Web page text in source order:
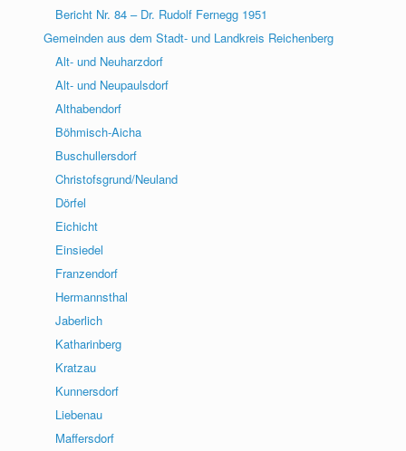
Bericht Nr. 84 – Dr. Rudolf Fernegg 1951
Gemeinden aus dem Stadt- und Landkreis Reichenberg
Alt- und Neuharzdorf
Alt- und Neupaulsdorf
Althabendorf
Böhmisch-Aicha
Buschullersdorf
Christofsgrund/Neuland
Dörfel
Eichicht
Einsiedel
Franzendorf
Hermannsthal
Jaberlich
Katharinberg
Kratzau
Kunnersdorf
Liebenau
Maffersdorf